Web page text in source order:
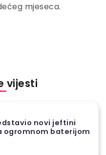
mjeseca.
vijesti
novi jeftini
ogromnom baterijom